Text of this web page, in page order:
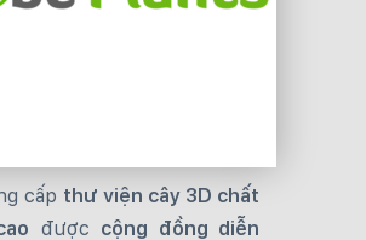
cấp thư viện cây 3D chất
được cộng đồng diễn